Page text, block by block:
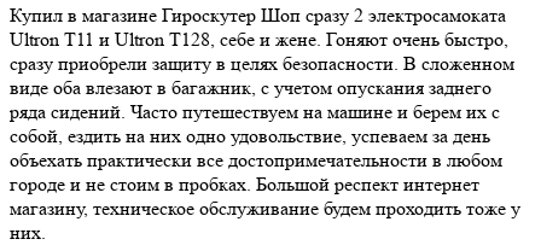
Купил в магазине Гироскутер Шоп сразу 2 электросамоката
Ultron T11 и Ultron T128, себе и жене. Гоняют очень быстро,
сразу приобрели защиту в целях безопасности. В сложенном
виде оба влезают в багажник, с учетом опускания заднего
ряда сидений. Часто путешествуем на машине и берем их с
собой, ездить на них одно удовольствие, успеваем за день
объехать практически все достопримечательности в любом
городе и не стоим в пробках. Большой респект интернет
магазину, техническое обслуживание будем проходить тоже у
них.